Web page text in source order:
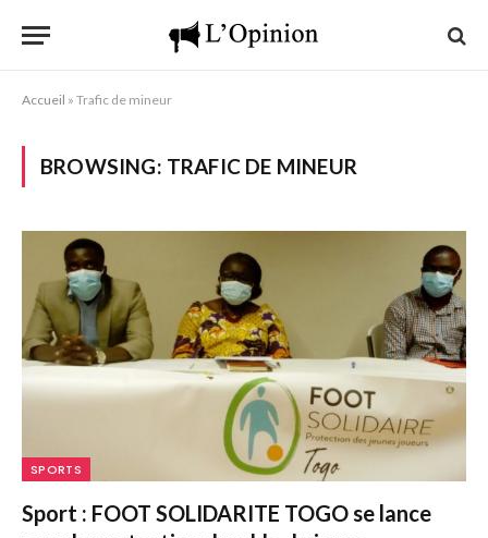
Accueil » Trafic de mineur
BROWSING: TRAFIC DE MINEUR
SPORTS
Sport : FOOT SOLIDARITE TOGO se lance